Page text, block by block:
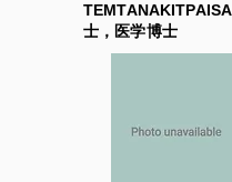
士，医学博士